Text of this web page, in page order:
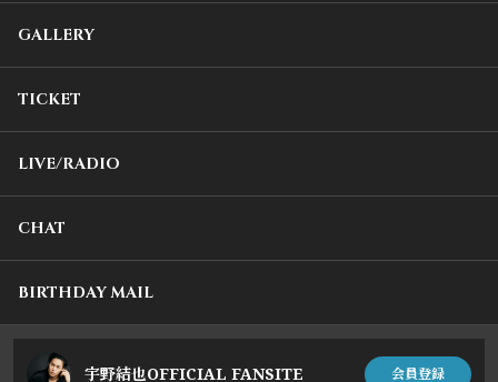
GALLERY
TICKET
LIVE/RADIO
CHAT
BIRTHDAY MAIL
宇野結也OFFICIAL FANSITE 会員登録